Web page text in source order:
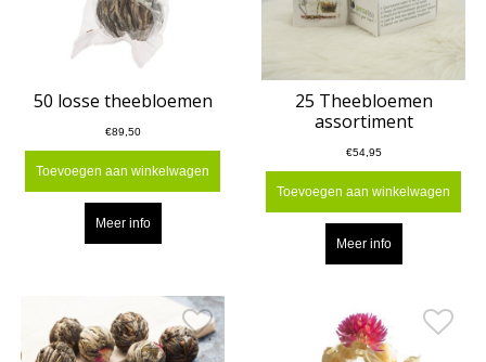
50 losse theebloemen
€89,50
Toevoegen aan winkelwagen
Meer info
25 Theebloemen
assortiment
€54,95
Toevoegen aan winkelwagen
Meer info